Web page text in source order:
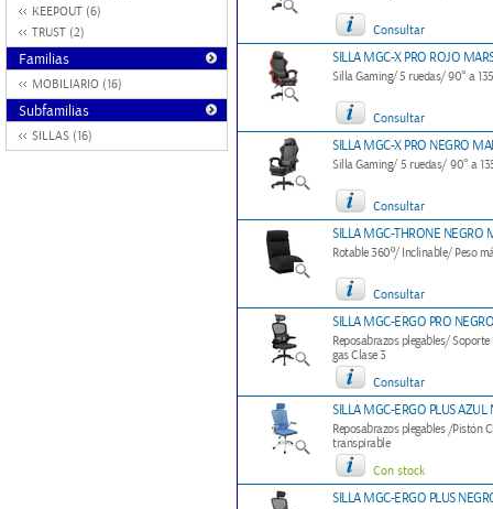
KEEPOUT (6)
TRUST (2)
Familias
MOBILIARIO (16)
Subfamilias
SILLAS (16)
Consultar
SILLA MGC-X PRO ROJO
Silla Gaming/ 5 ruedas/ 90° a
Consultar
SILLA MGC-X PRO NEGRO
Silla Gaming/ 5 ruedas/ 90° a
Consultar
SILLA MGC-THRONE NEGRO
Rotable 360º/ Inclinable/ Peso
Consultar
SILLA MGC-ERGO PRO
Reposabrazos plegables/
gas Clase 3
Consultar
SILLA MGC-ERGO PLUS AZUL
Reposabrazos plegables /Pistón
transpirable
Con stock
SILLA MGC-ERGO PLUS